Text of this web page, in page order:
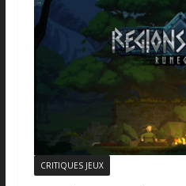
CRITIQUES JEUX